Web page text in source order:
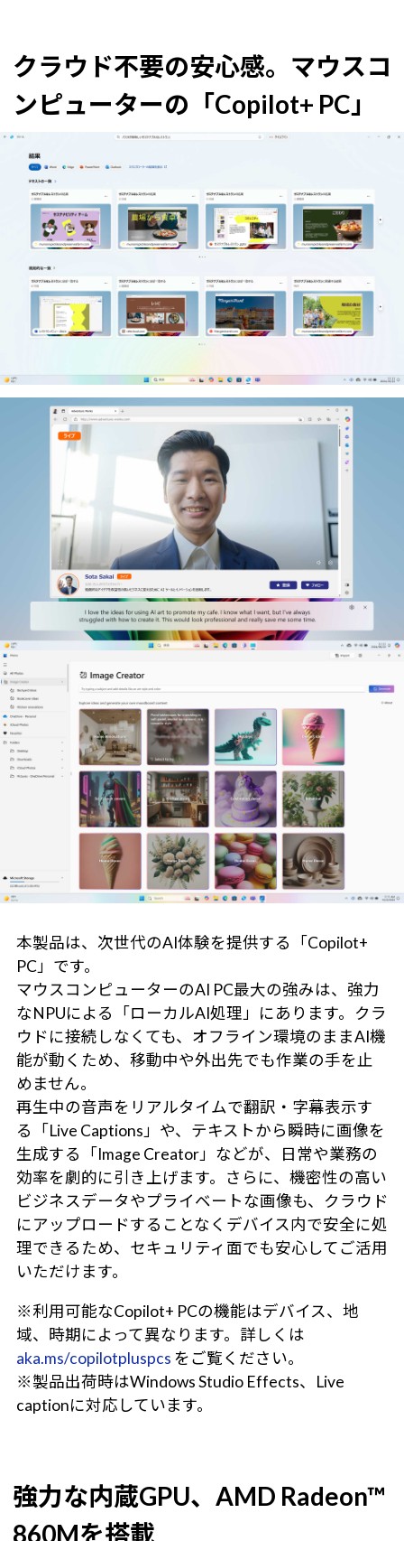
クラウド不要の安心感。マウスコ
ンピューターの「Copilot+ PC」
本製品は、次世代のAI体験を提供する「Copilot+
PC」です。
マウスコンピューターのAI PC最大の強みは、強力
なNPUによる「ローカルAI処理」にあります。クラ
ウドに接続しなくても、オフライン環境のままAI機
能が動くため、移動中や外出先でも作業の手を止
めません。
再生中の音声をリアルタイムで翻訳・字幕表示す
る「Live Captions」や、テキストから瞬時に画像を
生成する「Image Creator」などが、日常や業務の
効率を劇的に引き上げます。さらに、機密性の高い
ビジネスデータやプライベートな画像も、クラウド
にアップロードすることなくデバイス内で安全に処
理できるため、セキュリティ面でも安心してご活用
いただけます。
※利用可能なCopilot+ PCの機能はデバイス、地
域、時期によって異なります。詳しくは
aka.ms/copilotpluspcs をご覧ください。
※製品出荷時はWindows Studio Effects、Live
captionに対応しています。
強力な内蔵GPU、AMD Radeon™
860Mを搭載